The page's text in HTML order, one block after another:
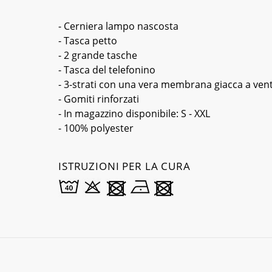
- Cerniera lampo nascosta
- Tasca petto
- 2 grande tasche
- Tasca del telefonino
- 3-strati con una vera membrana giacca a
- Gomiti rinforzati
- In magazzino disponibile: S - XXL
- 100% polyester
ISTRUZIONI PER LA CURA